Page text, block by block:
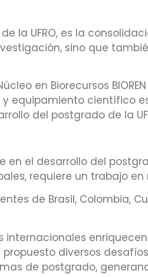
la UFRO, es la
sino que
en Biorecursos
equipamiento científico
del postgrado de la
el desarrollo del
requiere un trabajo en
de Brasil, Colombia,
internacionales
diversos
de postgrado,